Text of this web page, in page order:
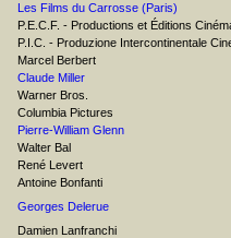
Les Films du Carrosse (Paris)
P.E.C.F. - Productions et Éditions
P.I.C. - Produzione Intercontinentale
Marcel Berbert
Claude Miller
Warner Bros.
Columbia Pictures
Pierre-William Glenn
Walter Bal
René Levert
Antoine Bonfanti
Georges Delerue
Damien Lanfranchi